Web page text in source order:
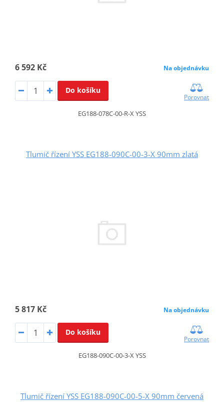
6 592 Kč Na objednávku
Do košíku
Porovnat
EG188-078C-00-R-X YSS
Tlumič řízení YSS EG188-090C-00-3-X 90mm zlatá
5 817 Kč Na objednávku
Do košíku
Porovnat
EG188-090C-00-3-X YSS
Tlumič řízení YSS EG188-090C-00-5-X 90mm červená